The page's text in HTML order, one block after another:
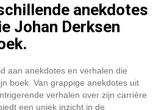
anekdotes
Johan Derksen
aan anekdotes en verhalen die
boek. Van grappige anekdotes uit
verhalen over zijn carrière
een uniek inzicht in de